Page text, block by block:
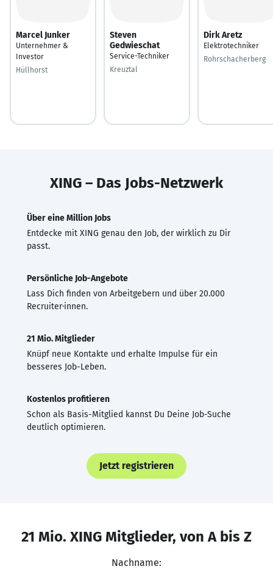
Marcel Junker
Unternehmer &
Investor
Hüllhorst
Steven
Gedwieschat
Service-Techniker
Kreuztal
Dirk Aretz
Elektrotechniker
Rohrschacherberg
XING – Das Jobs-Netzwerk
Über eine Million Jobs
Entdecke mit XING genau den Job, der wirklich zu Dir
passt.
Persönliche Job-Angebote
Lass Dich finden von Arbeitgebern und über 20.000
Recruiter·innen.
21 Mio. Mitglieder
Knüpf neue Kontakte und erhalte Impulse für ein
besseres Job-Leben.
Kostenlos profitieren
Schon als Basis-Mitglied kannst Du Deine Job-Suche
deutlich optimieren.
Jetzt registrieren
21 Mio. XING Mitglieder, von A bis Z
Nachname: